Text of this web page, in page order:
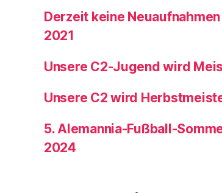
Derzeit keine
2021
Unsere C2-Jugend wird
Unsere C2 wird
5. Alemannia-Fußball-
2024